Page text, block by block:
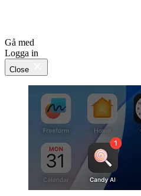
Gå med
Logga in
Close